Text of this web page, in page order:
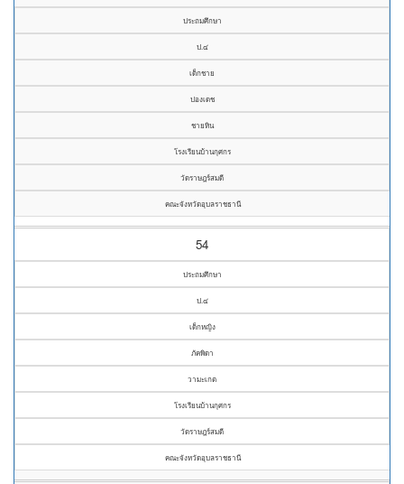
ประถมศึกษา
ป.๔
เด็กชาย
ปองเดช
ชายหิน
โรงเรียนบ้านกุศกร
วัดราษฎร์สมดี
คณะจังหวัดอุบลราชธานี
54
ประถมศึกษา
ป.๔
เด็กหญิง
ภัคพิดา
วามะเกต
โรงเรียนบ้านกุศกร
วัดราษฎร์สมดี
คณะจังหวัดอุบลราชธานี